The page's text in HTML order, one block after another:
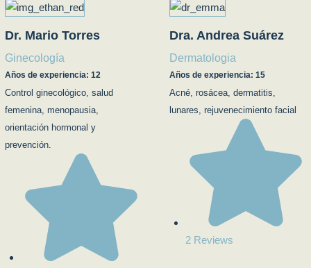
Dr. Mario Torres
Ginecología
Años de experiencia: 12
Control ginecológico, salud
femenina, menopausia,
orientación hormonal y
prevención.
Dra. Andrea Suárez
Dermatologia
Años de experiencia: 15
Acné, rosácea, dermatitis,
lunares, rejuvenecimiento facial
2 Reviews